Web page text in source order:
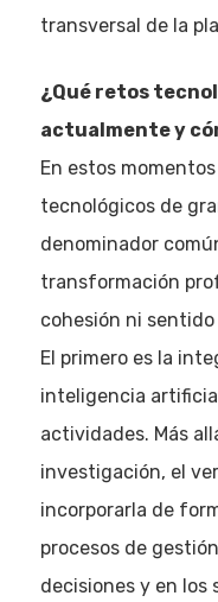
transversal de la
¿Qué retos
actualmente y
En estos
tecnológicos de
denominador
transformación
cohesión ni
El primero es la
inteligencia
actividades. Más
investigación, el
incorporarla de
procesos de
decisiones y en los